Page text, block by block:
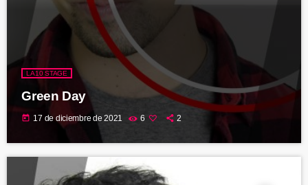
LA10 STAGE
Green Day
today 17 de diciembre de 2021 6 2